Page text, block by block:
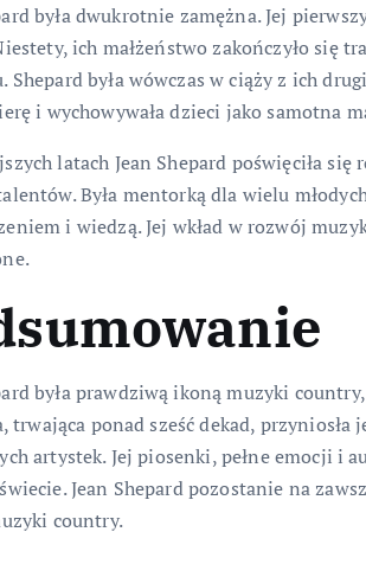
była dwukrotnie zamężna. Jej
ich małżeństwo zakończyło się
Shepard była wówczas w ciąży z ich
i wychowywała dzieci jako samotna
latach Jean Shepard poświęciła
Była mentorką dla wielu
i wiedzą. Jej wkład w rozwój
była prawdziwą ikoną muzyki
trwająca ponad sześć dekad,
artystek. Jej piosenki, pełne emocji i
Jean Shepard pozostanie na
country.